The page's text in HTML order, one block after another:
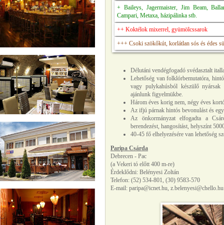
+ Baileys, Jagermaister, Jim Beam,
Campari, Metaxa, házipálinka stb.
++ Koktélok mixerrel, gyümölcssarok
+++ Csoki szökőkút, korlátlan sós és édes
Délutáni vendégfogadó svédasztalt
Lehetőség van folklórbemutatóra,
vagy pulykahúsból készülő
ajánlunk figyelmükbe.
Három éves korig nem, négy éves
Az ifjú párnak hintós bevonulást és
Az önkormányzat elfogadta a
berendezést, hangosítást, helyszínt
40-45 fő elhelyezésére van lehetőség
Paripa Csárda
Debrecen - Pac
(a Vekeri tó előtt 400 m-re)
Érdeklődni: Belényesi Zoltán
Telefon: (52) 534-801, (30) 9583-570
E-mail: paripa@icnet.hu, z.belenyesi@chello.hu